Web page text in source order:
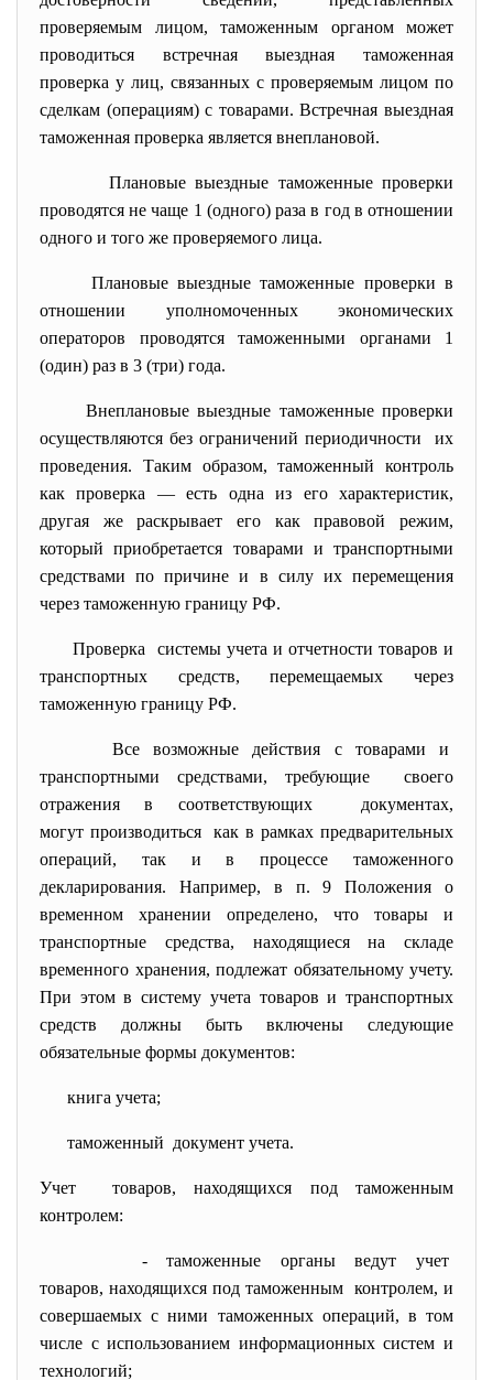
проверяемым лицом, таможенным органом может
проводиться встречная выездная таможенная
проверка у лиц, связанных с проверяемым лицом по
сделкам (операциям) с товарами. Встречная выездная
таможенная проверка является внеплановой.
Плановые выездные таможенные проверки
проводятся не чаще 1 (одного) раза в год в отношении
одного и того же проверяемого лица.
Плановые выездные таможенные проверки в
отношении уполномоченных экономических
операторов проводятся таможенными органами 1
(один) раз в 3 (три) года.
Внеплановые выездные таможенные проверки
осуществляются без ограничений периодичности их
проведения. Таким образом, таможенный контроль
как проверка — есть одна из его характеристик,
другая же раскрывает его как правовой режим,
который приобретается товарами и транспортными
средствами по причине и в силу их перемещения
через таможенную границу РФ.
Проверка системы учета и отчетности товаров и
транспортных средств, перемещаемых через
таможенную границу РФ.
Все возможные действия с товарами и
транспортными средствами, требующие своего
отражения в соответствующих документах,
могут производиться как в рамках предварительных
операций, так и в процессе таможенного
декларирования. Например, в п. 9 Положения о
временном хранении определено, что товары и
транспортные средства, находящиеся на складе
временного хранения, подлежат обязательному учету.
При этом в систему учета товаров и транспортных
средств должны быть включены следующие
обязательные формы документов:
книга учета;
таможенный документ учета.
Учет товаров, находящихся под таможенным
контролем:
- таможенные органы ведут учет
товаров, находящихся под таможенным контролем, и
совершаемых с ними таможенных операций, в том
числе с использованием информационных систем и
технологий;